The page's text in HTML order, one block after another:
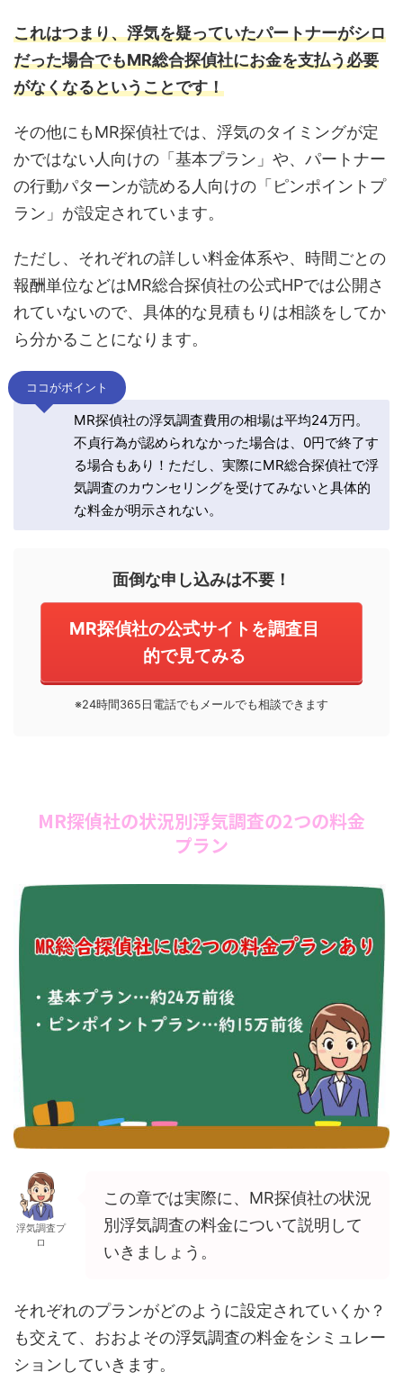
これはつまり、浮気を疑っていたパートナーがシロ
だった場合でもMR総合探偵社にお金を支払う必要
がなくなるということです！
その他にもMR探偵社では、浮気のタイミングが定
かではない人向けの「基本プラン」や、パートナー
の行動パターンが読める人向けの「ピンポイントプ
ラン」が設定されています。
ただし、それぞれの詳しい料金体系や、時間ごとの
報酬単位などはMR総合探偵社の公式HPでは公開さ
れていないので、具体的な見積もりは相談をしてか
ら分かることになります。
ココがポイント
MR探偵社の浮気調査費用の相場は平均24万円。
不貞行為が認められなかった場合は、0円で終了す
る場合もあり！ただし、実際にMR総合探偵社で浮
気調査のカウンセリングを受けてみないと具体的
な料金が明示されない。
面倒な申し込みは不要！
MR探偵社の公式サイトを調査目
的で見てみる
※24時間365日電話でもメールでも相談できます
MR探偵社の状況別浮気調査の2つの料金
プラン
浮気調査プ
ロ
この章では実際に、MR探偵社の状況
別浮気調査の料金について説明して
いきましょう。
それぞれのプランがどのように設定されていくか？
も交えて、おおよその浮気調査の料金をシミュレー
ションしていきます。